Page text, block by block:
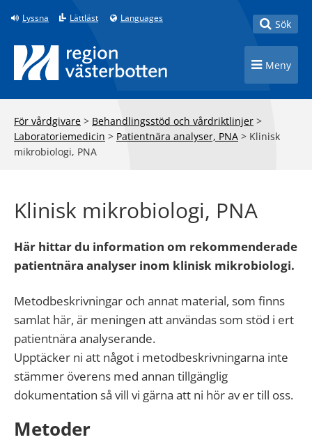
Till innehåll på sidan
Lyssna Lättläst Languages Toggle
Sök
Toggle
Meny
För vårdgivare > Behandlingsstöd och vårdriktlinjer >
Laboratoriemedicin > Patientnära analyser, PNA > Klinisk
mikrobiologi, PNA
Klinisk mikrobiologi, PNA
Här hittar du information om rekommenderade
patientnära analyser inom klinisk mikrobiologi.
Metodbeskrivningar och annat material, som finns
samlat här, är meningen att användas som stöd i ert
patientnära analyserande.
Upptäcker ni att något i metodbeskrivningarna inte
stämmer överens med annan tillgänglig
dokumentation så vill vi gärna att ni hör av er till oss.
Metoder